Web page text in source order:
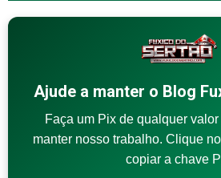
Ajude a manter o Blog
Faça um Pix de qualquer
manter nosso trabalho. Clique
copiar a chave